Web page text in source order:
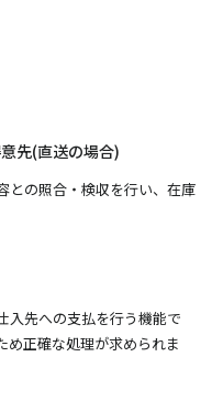
先(直送の場合)
との照合・検収を行い、在庫
入先への支払を行う機能で
め正確な処理が求められま